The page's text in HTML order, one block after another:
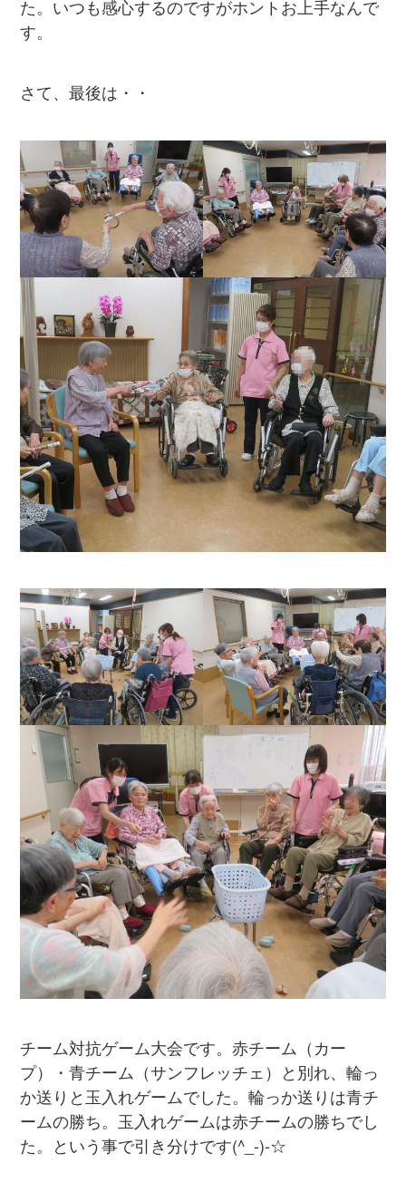
た。いつも感心するのですがホントお上手なんで
す。
さて、最後は・・
チーム対抗ゲーム大会です。赤チーム（カー
プ）・青チーム（サンフレッチェ）と別れ、輪っ
か送りと玉入れゲームでした。輪っか送りは青チ
ームの勝ち。玉入れゲームは赤チームの勝ちでし
た。という事で引き分けです(^_-)-☆